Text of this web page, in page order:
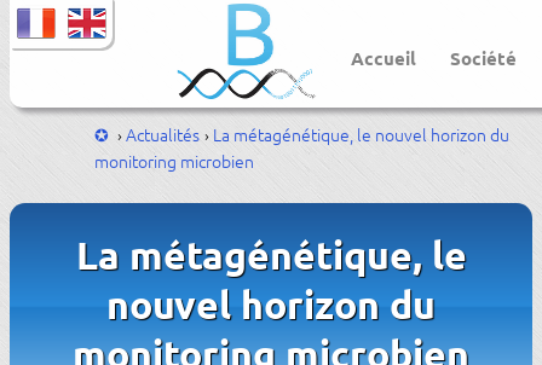
Accueil Société
Actualités La métagénétique, le nouvel horizon du
monitoring microbien
La métagénétique, le
nouvel horizon du
monitoring microbien